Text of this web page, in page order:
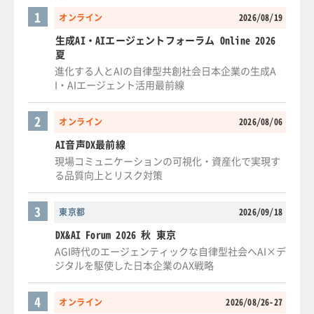
オンライン 2026/08/19
1
生成AI・AIエージェントフォーラム Online 2026
夏
進化する人とAIの自律型共創社会日本企業の生成A
I・AIエージェント活用最前線
オンライン 2026/08/06
2
AI音声DX最前線
現場コミュニケーションの可視化・資産化で実現す
る品質向上とリスク対策
東京都 2026/09/18
3
DX&AI Forum 2026 秋 東京
AGI時代のエージェンティックな自律型社会へAI×デ
ジタルを駆使した日本企業のAX戦略
オンライン 2026/08/26-27
4